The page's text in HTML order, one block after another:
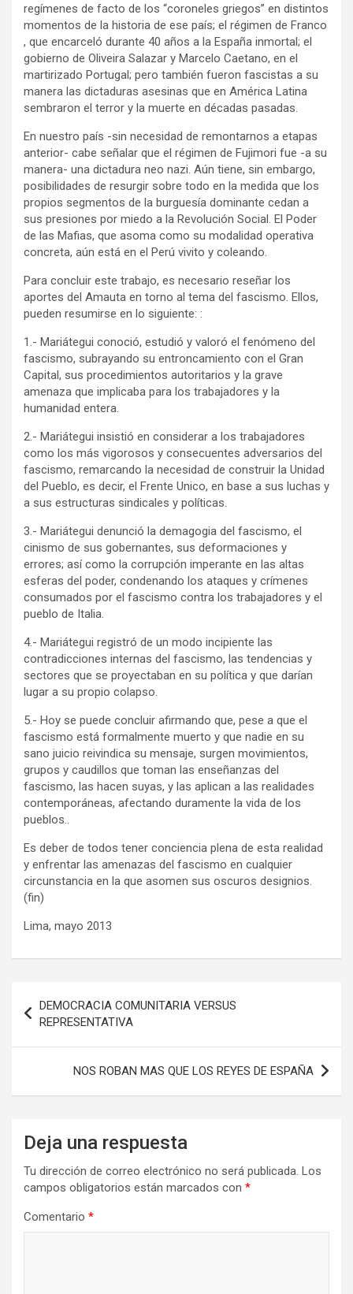
regímenes de facto de los “coroneles griegos” en distintos
momentos de la historia de ese país; el régimen de Franco
, que encarceló durante 40 años a la España inmortal; el
gobierno de Oliveira Salazar y Marcelo Caetano, en el
martirizado Portugal; pero también fueron fascistas a su
manera las dictaduras asesinas que en América Latina
sembraron el terror y la muerte en décadas pasadas.
En nuestro país -sin necesidad de remontarnos a etapas
anterior- cabe señalar que el régimen de Fujimori fue -a su
manera- una dictadura neo nazi. Aún tiene, sin embargo,
posibilidades de resurgir sobre todo en la medida que los
propios segmentos de la burguesía dominante cedan a
sus presiones por miedo a la Revolución Social. El Poder
de las Mafias, que asoma como su modalidad operativa
concreta, aún está en el Perú vivito y coleando.
Para concluir este trabajo, es necesario reseñar los
aportes del Amauta en torno al tema del fascismo. Ellos,
pueden resumirse en lo siguiente: :
1.- Mariátegui conoció, estudió y valoró el fenómeno del
fascismo, subrayando su entroncamiento con el Gran
Capital, sus procedimientos autoritarios y la grave
amenaza que implicaba para los trabajadores y la
humanidad entera.
2.- Mariátegui insistió en considerar a los trabajadores
como los más vigorosos y consecuentes adversarios del
fascismo, remarcando la necesidad de construir la Unidad
del Pueblo, es decir, el Frente Unico, en base a sus luchas y
a sus estructuras sindicales y políticas.
3.- Mariátegui denunció la demagogia del fascismo, el
cinismo de sus gobernantes, sus deformaciones y
errores; así como la corrupción imperante en las altas
esferas del poder, condenando los ataques y crímenes
consumados por el fascismo contra los trabajadores y el
pueblo de Italia.
4.- Mariátegui registró de un modo incipiente las
contradicciones internas del fascismo, las tendencias y
sectores que se proyectaban en su política y que darían
lugar a su propio colapso.
5.- Hoy se puede concluir afirmando que, pese a que el
fascismo está formalmente muerto y que nadie en su
sano juicio reivindica su mensaje, surgen movimientos,
grupos y caudillos que toman las enseñanzas del
fascismo, las hacen suyas, y las aplican a las realidades
contemporáneas, afectando duramente la vida de los
pueblos..
Es deber de todos tener conciencia plena de esta realidad
y enfrentar las amenazas del fascismo en cualquier
circunstancia en la que asomen sus oscuros designios.
(fin)
Lima, mayo 2013
de
entradas
DEMOCRACIA COMUNITARIA VERSUS
REPRESENTATIVA
NOS ROBAN MAS QUE LOS REYES DE ESPAÑA
Deja una respuesta
Tu dirección de correo electrónico no será publicada. Los
campos obligatorios están marcados con *
Comentario *